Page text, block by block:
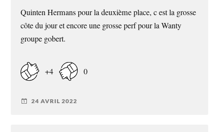
Quinten Hermans pour la deuxième place, c est la grosse
côte du jour et encore une grosse perf pour la Wanty
groupe gobert.
+4 0
24 AVRIL 2022